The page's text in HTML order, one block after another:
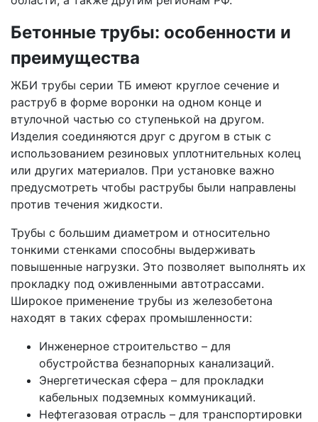
Бетонные трубы: особенности и
преимущества
ЖБИ трубы серии ТБ имеют круглое сечение и
раструб в форме воронки на одном конце и
втулочной частью со ступенькой на другом.
Изделия соединяются друг с другом в стык с
использованием резиновых уплотнительных колец
или других материалов. При установке важно
предусмотреть чтобы раструбы были направлены
против течения жидкости.
Трубы с большим диаметром и относительно
тонкими стенками способны выдерживать
повышенные нагрузки. Это позволяет выполнять их
прокладку под оживленными автотрассами.
Широкое применение трубы из железобетона
находят в таких сферах промышленности:
Инженерное строительство – для
обустройства безнапорных канализаций.
Энергетическая сфера – для прокладки
кабельных подземных коммуникаций.
Нефтегазовая отрасль – для транспортировки